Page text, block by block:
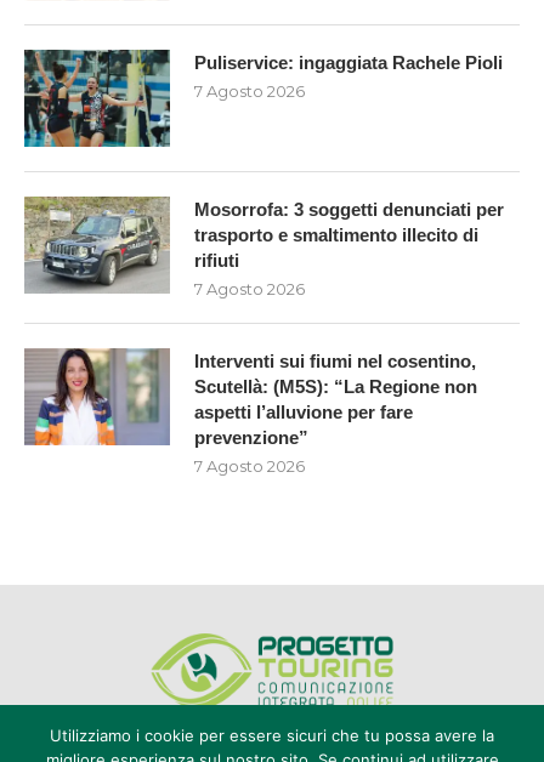
Puliservice: ingaggiata Rachele Pioli
7 Agosto 2026
Mosorrofa: 3 soggetti denunciati per
trasporto e smaltimento illecito di
rifiuti
7 Agosto 2026
Interventi sui fiumi nel cosentino,
Scutellà: (M5S): “La Regione non
aspetti l’alluvione per fare
prevenzione”
7 Agosto 2026
Utilizziamo i cookie per essere sicuri che tu possa avere la